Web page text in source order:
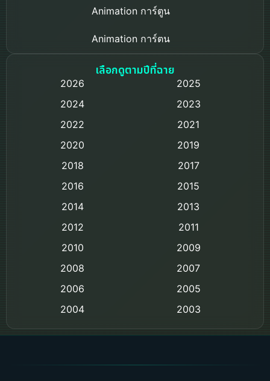
Animation การ์ตูน
Animation การ์ตูน
Based on a True Story เรื่องจริง
เลือกดูตามปีที่ฉาย
2026
2025
2024
2023
2022
2021
2020
2019
2018
2017
2016
2015
2014
2013
2012
2011
2010
2009
2008
2007
2006
2005
2004
2003
2002
2000